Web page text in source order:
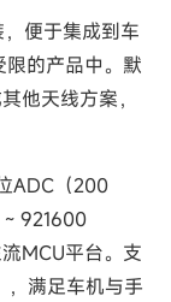
便于集成到车
的产品中。默
他天线方案，
ADC（200
921600
MCU平台。支
满足车机与手